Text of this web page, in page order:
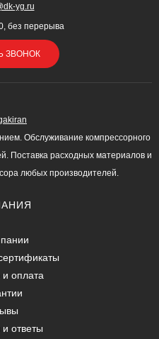
yg.ru
без перерыва
ЗВОНОК
Обслуживание компрессорного
Поставка расходных материалов и
любых производителей.
и оплата
ответы